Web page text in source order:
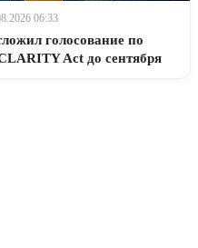
06:33
голосование по
Act до сентября